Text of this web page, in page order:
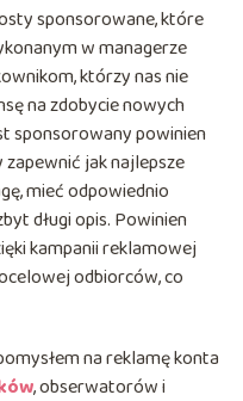
sponsorowane, które
w managerze
którzy nas nie
na zdobycie nowych
sponsorowany powinien
jak najlepsze
mieć odpowiednio
długi opis. Powinien
kampanii reklamowej
odbiorców, co
na reklamę konta
, obserwatorów i